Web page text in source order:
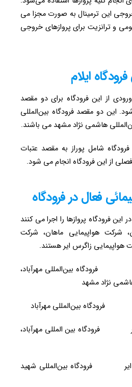
این ترمینال به صورت مجزا می
و ترانزیت برای پروازهای خروجی
ایلام
از این فرودگاه برای دو مقصد
این دو مقصد فرودگاه بین‌المللی
هاشمی نژاد مشهد می باشند.
فرودگاه شامل پوراز به مقصد عتبات
از این فرودگاه انجام می شود.
فعال در فرودگاه
فرودگاه پروازها را اجرا می کنند
شرکت هواپیمایی ماهان، شرکت
هواپیمایی زاگرس ایر هستند.
فرودگاه بین‌المللی مهرآباد،
نژاد مشهد
بین‌المللی مهرآباد
فرودگاه بین المللی مهرآباد،
ایر فرودگاه بین‌المللی شهید